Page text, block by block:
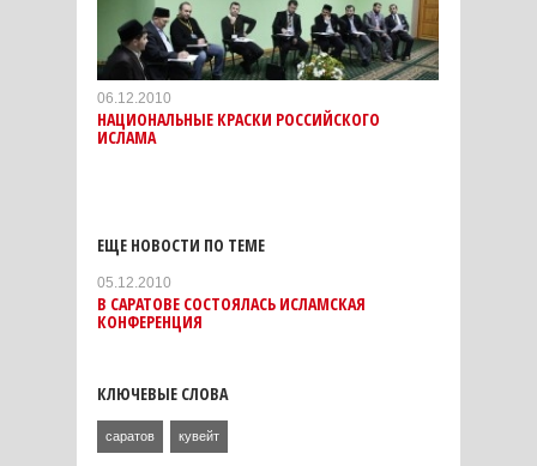
06.12.2010
НАЦИОНАЛЬНЫЕ КРАСКИ РОССИЙСКОГО
ИСЛАМА
ЕЩЕ НОВОСТИ ПО ТЕМЕ
05.12.2010
В САРАТОВЕ СОСТОЯЛАСЬ ИСЛАМСКАЯ
КОНФЕРЕНЦИЯ
КЛЮЧЕВЫЕ СЛОВА
саратов кувейт